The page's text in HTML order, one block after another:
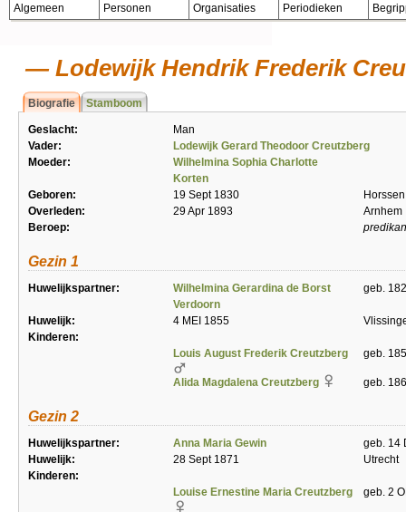
Algemeen Personen Organisaties Periodieken
Lodewijk Hendrik Frederik
Biografie Stamboom
Geslacht:
Man
Vader:
Lodewijk Gerard Theodoor Creutzberg
Moeder:
Wilhelmina Sophia Charlotte
Korten
Geboren:
19 Sept 1830
Horssen
Overleden:
29 Apr 1893
Arnhem
Beroep:
Gezin 1
Huwelijkspartner:
Wilhelmina Gerardina de Borst
Verdoorn
geb.
Huwelijk: 4 MEI 1855
Kinderen:
Louis August Frederik Creutzberg
geb.
Alida Magdalena Creutzberg geb.
Gezin 2
Huwelijkspartner: Anna Maria Gewin
geb. 14
Huwelijk:
28 Sept 1871
Utrecht
Kinderen:
Louise Ernestine Maria Creutzberg
geb. 2